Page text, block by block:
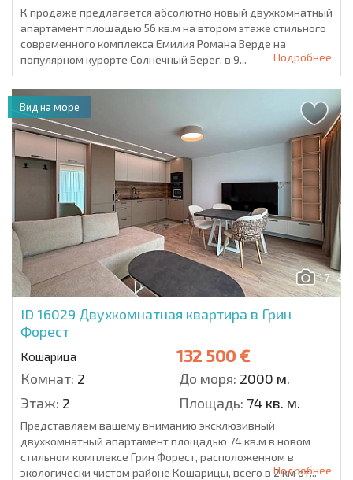
К продаже предлагается абсолютно новый двухкомнатный
апартамент площадью 56 кв.м на втором этаже стильного
современного комплекса Емилия Романа Верде на
популярном курорте Солнечный Берег, в 9...
Подробнее
17
ID 16029 Двухкомнатная квартира в Грин
Форест
Кошарица 132 500 €
Комнат: 2 До моря: 2000 м.
Этаж: 2 Площадь: 74 кв. м.
Вид на море
Представляем вашему вниманию эксклюзивный
двухкомнатный апартамент площадью 74 кв.м в новом
стильном комплексе Грин Форест, расположенном в
экологически чистом районе Кошарицы, всего в 2 км от...
Подробнее